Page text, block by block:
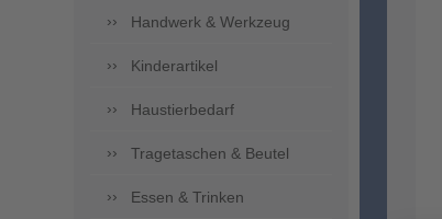
Handwerk & Werkzeug
Kinderartikel
Haustierbedarf
Tragetaschen & Beutel
Essen & Trinken